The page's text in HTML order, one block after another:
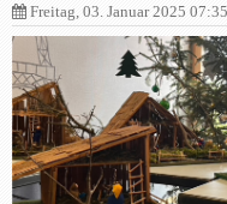
Freitag, 03. Januar 2025 07:35